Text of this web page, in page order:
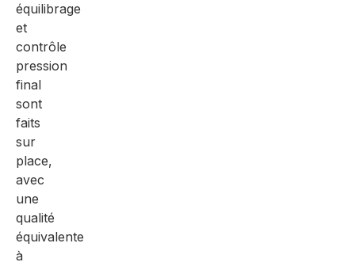
équilibrage
et
contrôle
pression
final
sont
faits
sur
place,
avec
une
qualité
équivalente
à